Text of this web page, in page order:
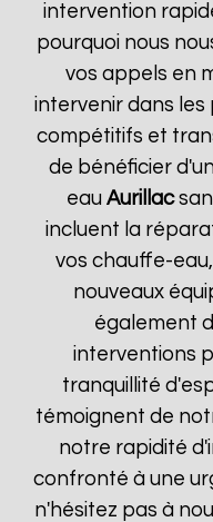
intervention
pourquoi nous
vos appels en
intervenir dans les
compétitifs et
de bénéficier
eauAurillac
incluent la
vos chauffe-
nouveaux
également
interventions
tranquillité
témoignent de
notre rapidité
confronté à une
n'hésitez pas à